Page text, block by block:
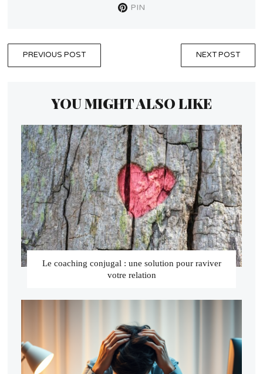
PIN
PREVIOUS POST NEXT POST
YOU MIGHT ALSO LIKE
Le coaching conjugal : une solution pour raviver
votre relation